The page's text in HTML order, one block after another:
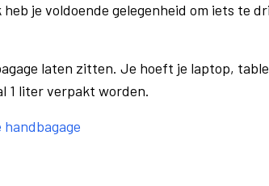
je voldoende gelegenheid om iets te
laten zitten. Je hoeft je laptop,
1 liter verpakt worden.
handbagage